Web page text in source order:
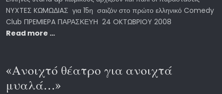
NYXTEΣ KΩMΩΔIAΣ για 15η σαιζόν στο πρώτο ελληνικό Comedy
Club ΠPEMIEPA ΠΑΡΑΣΚΕΥΗ 24 OKTΩBPIOY 2008
Read more …
«Ανοιχτό θέατρο για ανοιχτά
μυαλά…»